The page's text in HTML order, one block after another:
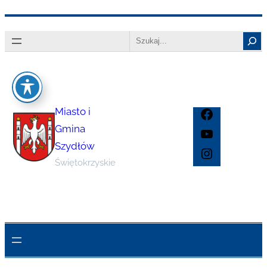
do
Search
Miasto i
Gmina
Szydłów
Świętokrzyskie